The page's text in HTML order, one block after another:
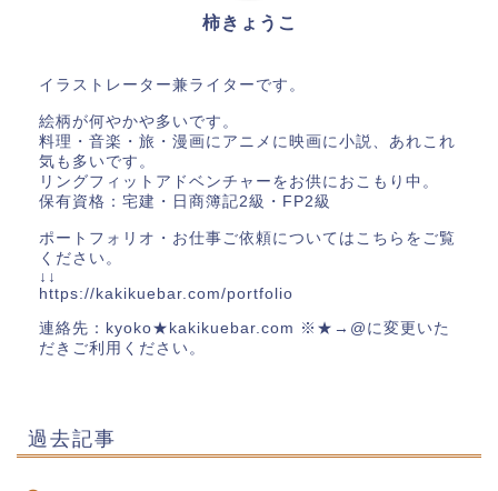
柿きょうこ
イラストレーター兼ライターです。
絵柄が何やかや多いです。
料理・音楽・旅・漫画にアニメに映画に小説、あれこれ
気も多いです。
リングフィットアドベンチャーをお供におこもり中。
保有資格：宅建・日商簿記2級・FP2級
ポートフォリオ・お仕事ご依頼についてはこちらをご覧
ください。
↓↓
https://kakikuebar.com/portfolio
連絡先：kyoko★kakikuebar.com ※★→@に変更いた
だきご利用ください。
過去記事